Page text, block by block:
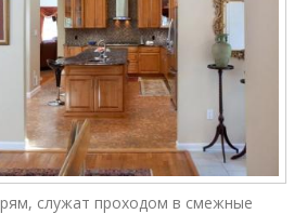
служат проходом в смежные